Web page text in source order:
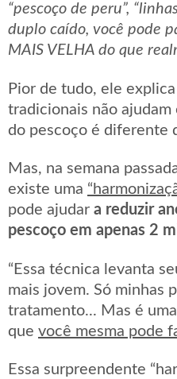
“pescoço de peru”,
duplo caído, você pode
MAIS VELHA do que
Pior de tudo, ele
tradicionais não
do pescoço é diferente
Mas, na semana
existe uma
pode ajudar a reduzir
pescoço em apenas 2
“Essa técnica levanta
mais jovem. Só minhas
tratamento... Mas é
que você mesma pode
Essa surpreendente